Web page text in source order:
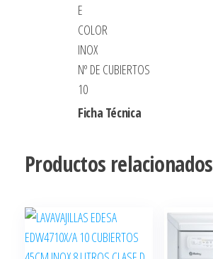
E
COLOR
INOX
Nº DE CUBIERTOS
10
Ficha Técnica
Productos relacionados